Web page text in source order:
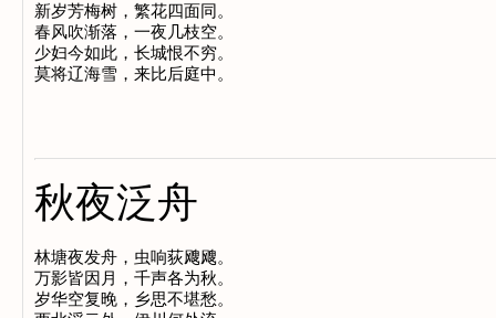
新岁芳梅树，繁花四面同。
春风吹渐落，一夜几枝空。
少妇今如此，长城恨不穷。
秋夜泛舟
林塘夜发舟，虫响荻飕飕。
万影皆因月，千声各为秋。
岁华空复晚，乡思不堪愁。